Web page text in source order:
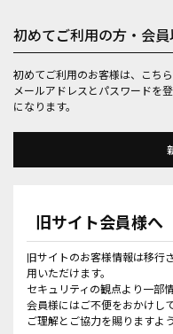
初めてご利用の方・会
初めてご利用のお客様は、こち
メールアドレスとパスワードを
になります。
旧サイト会員様へ
旧サイトのお客様情報は移行
用いただけます。
セキュリティの観点より一部
会員様にはご不便をおかけし
ご理解とご協力を賜りますよ